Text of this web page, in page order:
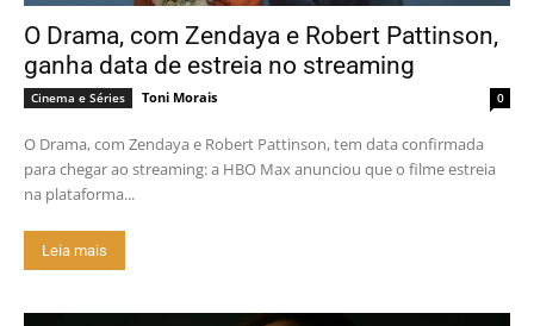
O Drama, com Zendaya e Robert Pattinson,
ganha data de estreia no streaming
Cinema e Séries Toni Morais 0
O Drama, com Zendaya e Robert Pattinson, tem data confirmada
para chegar ao streaming: a HBO Max anunciou que o filme estreia
na plataforma...
Leia mais